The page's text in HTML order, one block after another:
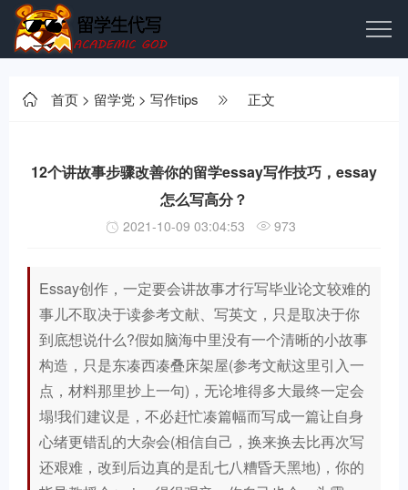
首页 > 留学党 > 写作tips 正文
12个讲故事步骤改善你的留学essay写作技巧，essay
怎么写高分？
2021-10-09 03:04:53 973
Essay创作，一定要会讲故事才行写毕业论文较难的
事儿不取决于读参考文献、写英文，只是取决于你
到底想说什么?假如脑海中里没有一个清晰的小故事
构造，只是东凑西凑叠床架屋(参考文献这里引入一
点，材料那里抄上一句)，无论堆得多大最终一定会
塌!我们建议是，不必赶忙凑篇幅而写成一篇让自身
心绪更错乱的大杂会(相信自己，换来换去比再次写
还艰难，改到后边真的是乱七八糟昏天黑地)，你的